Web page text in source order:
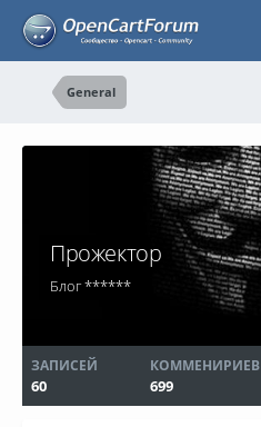
General
Прожектор
Блог******
ЗАПИСЕЙ
60
КОММЕНИРИЕВ
699